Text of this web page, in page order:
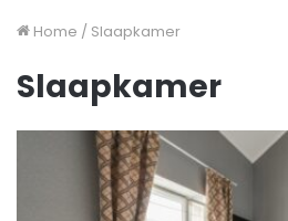
Home / Slaapkamer
Slaapkamer